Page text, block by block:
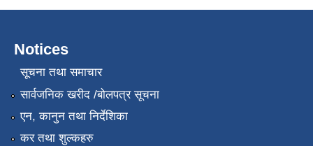
Notices
सूचना तथा समाचार
सार्वजनिक खरीद /बोलपत्र सूचना
एन, कानुन तथा निर्देशिका
कर तथा शुल्कहरु